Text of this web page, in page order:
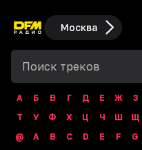
Москва
А Б В Г Д Е Ж З
Т
У Ф Х Ц Ч Ш Щ
@
A B C D E F G